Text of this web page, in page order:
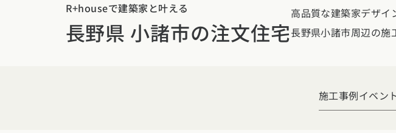
愛知県岐阜県 静岡県三重県
奈良県和歌山県
フォトギャラリー
デザイン
家づくりコラム一覧
注文住宅の基礎知識
エリア別注文住宅
秋田県山形県福島県
R+houseで建築家と叶える
長野県 小諸市の注文住宅
高品質な建築家デザイ
長野県小諸市周辺の施
施工事例イベン